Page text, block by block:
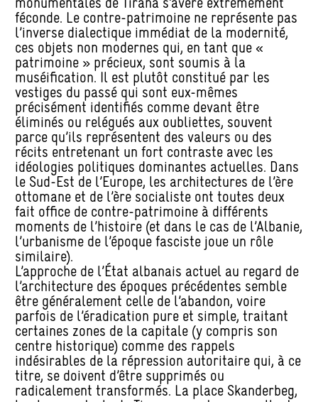
féconde. Le contre-patrimoine ne représente pas
l’inverse dialectique immédiat de la modernité,
ces objets non modernes qui, en tant que «
patrimoine » précieux, sont soumis à la
muséification. Il est plutôt constitué par les
vestiges du passé qui sont eux-mêmes
précisément identifiés comme devant être
éliminés ou relégués aux oubliettes, souvent
parce qu’ils représentent des valeurs ou des
récits entretenant un fort contraste avec les
idéologies politiques dominantes actuelles. Dans
le Sud-Est de l’Europe, les architectures de l’ère
ottomane et de l’ère socialiste ont toutes deux
fait office de contre-patrimoine à différents
moments de l’histoire (et dans le cas de l’Albanie,
l’urbanisme de l’époque fasciste joue un rôle
similaire).
L’approche de l’État albanais actuel au regard de
l’architecture des époques précédentes semble
être généralement celle de l’abandon, voire
parfois de l’éradication pure et simple, traitant
certaines zones de la capitale (y compris son
centre historique) comme des rappels
indésirables de la répression autoritaire qui, à ce
titre, se doivent d’être supprimés ou
radicalement transformés. La place Skanderbeg,